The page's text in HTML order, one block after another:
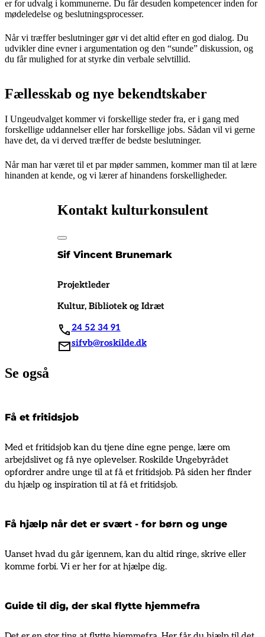
er for udvalg i kommunerne. Du får desuden kompetencer inden for
mødeledelse og beslutningsprocesser.
Når vi træffer beslutninger gør vi det altid efter en god dialog. Du
udvikler dine evner i argumentation og den “sunde” diskussion, og
du får mulighed for at styrke din verbale selvtillid.
Fællesskab og nye bekendtskaber
I Ungeudvalget kommer vi forskellige steder fra, er i gang med
forskellige uddannelser eller har forskellige jobs. Sådan vil vi gerne
have det, da vi derved træffer de bedste beslutninger.
Når man har været til et par møder sammen, kommer man til at lære
hinanden at kende, og vi lærer af hinandens forskelligheder.
Kontakt kulturkonsulent
Sif Vincent Brunemark
Projektleder
Kultur, Bibliotek og Idræt
24 52 34 91
sifvb@roskilde.dk
Se også
Få et fritidsjob
Med et fritidsjob kan du tjene dine egne penge, lære om
arbejdslivet og få nye oplevelser. Roskilde Ungebyrådet
opfordrer andre unge til at få et fritidsjob. På siden her finder
du hjælp og inspiration til at få et fritidsjob.
Få hjælp når det er svært - for børn og unge
Uanset hvad du går igennem, kan du altid ringe, skrive eller
komme forbi. Vi er her for at hjælpe dig.
Guide til dig, der skal flytte hjemmefra